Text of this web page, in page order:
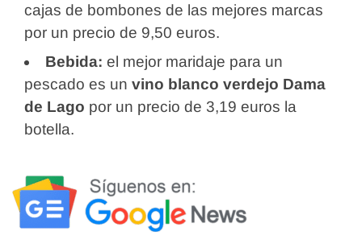
cajas de bombones de las mejores marcas
por un precio de 9,50 euros.
Bebida: el mejor maridaje para un
pescado es un vino blanco verdejo Dama
de Lago por un precio de 3,19 euros la
botella.